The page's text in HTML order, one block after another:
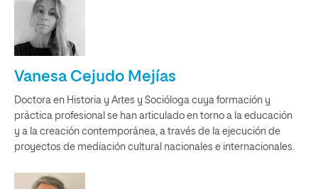
Vanesa Cejudo Mejías
Doctora en Historia y Artes y Socióloga cuya formación y
práctica profesional se han articulado en torno a la educación
y a la creación contemporánea, a través de la ejecución de
proyectos de mediación cultural nacionales e internacionales.